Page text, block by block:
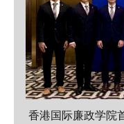
香港国际廉政学院